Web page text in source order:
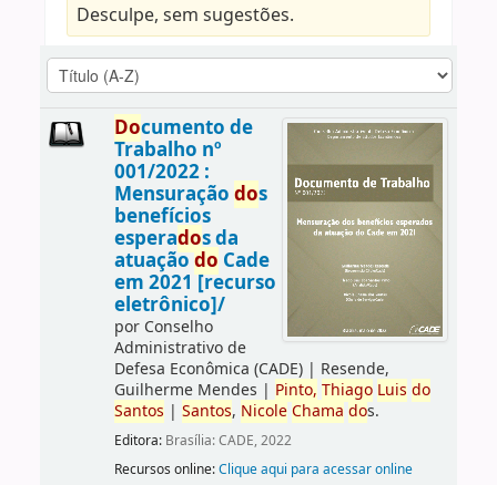
Desculpe, sem sugestões.
Documento de
Trabalho nº
001/2022 :
Mensuração dos
benefícios
esperados da
atuaçãodo Cade
em 2021 [recurso
eletrônico]/
por Conselho
Administrativo de
Defesa Econômica (CADE)| Resende,
Guilherme Mendes | Pinto, Thiago Luis do
Santos | Santos, Nicole Chama dos.
Editora: Brasília: CADE, 2022
Recursos online:Clique aqui para acessar online